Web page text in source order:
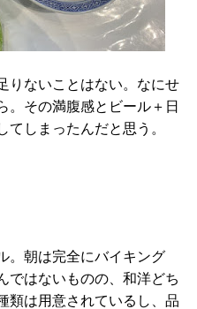
りないことはない。なにせ
。その満腹感とビール＋日
しまったんだと思う。
。朝は完全にバイキング
ではないものの、和洋どち
類は用意されているし、品